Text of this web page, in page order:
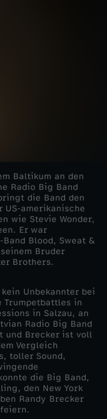
Baltikum an den
Radio Big Band
die Band den
US-amerikanische
wie Stevie Wonder,
Er war
Blood, Sweat &
Bruder
Brothers.
Unbekannter bei
Trumpetbattles in
in Salzau, an
Radio Big Band
und Brecker ist voll
Vergleich
toller Sound,
die Big Band,
den New York
Randy Brecker